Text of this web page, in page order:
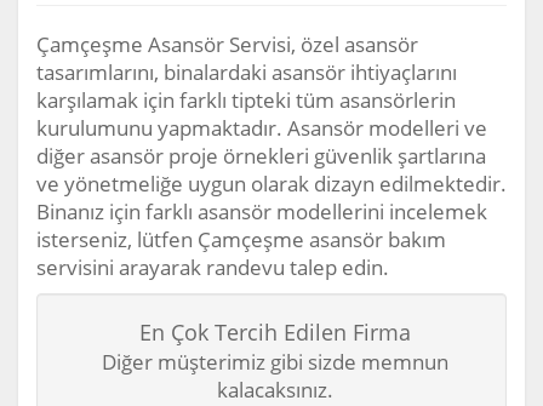
Çamçeşme Asansör Servisi, özel asansör
tasarımlarını, binalardaki asansör ihtiyaçlarını
karşılamak için farklı tipteki tüm asansörlerin
kurulumunu yapmaktadır. Asansör modelleri ve
diğer asansör proje örnekleri güvenlik şartlarına
ve yönetmeliğe uygun olarak dizayn edilmektedir.
Binanız için farklı asansör modellerini incelemek
isterseniz, lütfen Çamçeşme asansör bakım
servisini arayarak randevu talep edin.
En Çok Tercih Edilen Firma
Diğer müşterimiz gibi sizde memnun
kalacaksınız.